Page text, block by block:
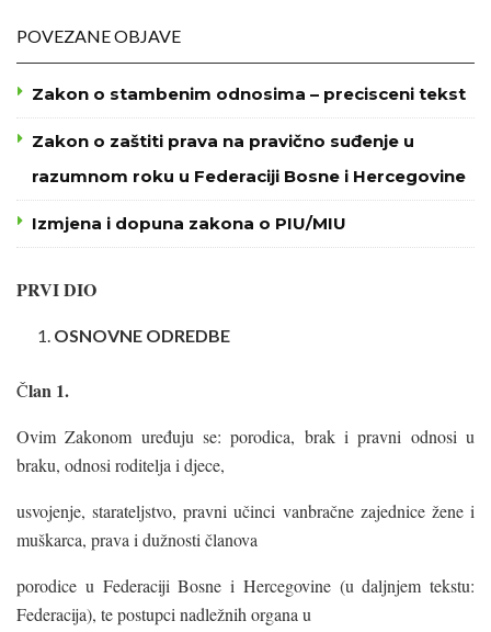
POVEZANE OBJAVE
Zakon o stambenim odnosima – precisceni tekst
Zakon o zaštiti prava na pravično suđenje u
razumnom roku u Federaciji Bosne i Hercegovine
Izmjena i dopuna zakona o PIU/MIU
PRVI DIO
OSNOVNE ODREDBE
Član 1.
Ovim Zakonom uređuju se: porodica, brak i pravni odnosi u
braku, odnosi roditelja i djece,
usvojenje, starateljstvo, pravni učinci vanbračne zajednice žene i
muškarca, prava i dužnosti članova
porodice u Federaciji Bosne i Hercegovine (u daljnjem tekstu:
Federacija), te postupci nadležnih organa u